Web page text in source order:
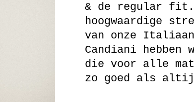
& de regular fit.
hoogwaardige
van onze
Candiani hebben
die voor alle
zo goed als